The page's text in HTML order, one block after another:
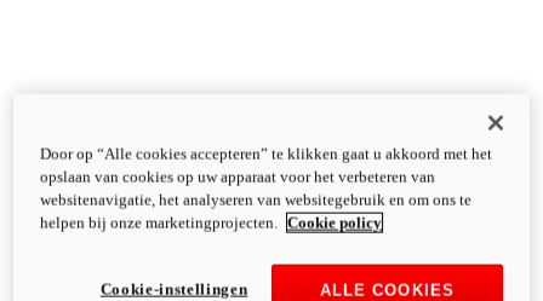
Door op “Alle cookies accepteren” te klikken gaat u akkoord met het
opslaan van cookies op uw apparaat voor het verbeteren van
websitenavigatie, het analyseren van websitegebruik en om ons te
helpen bij onze marketingprojecten.
Cookie policy
ALLE COOKIES
Cookie-instellingen